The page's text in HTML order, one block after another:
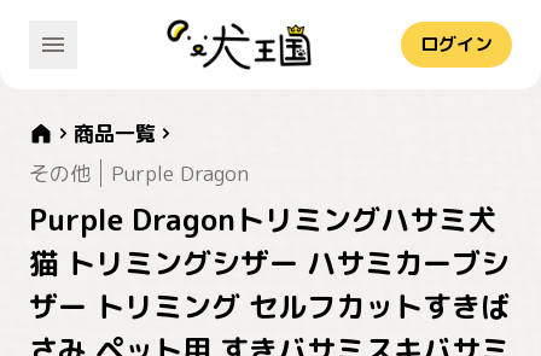
ログイン
商品一覧
その他
Purple Dragon
Purple Dragonトリミングハサミ犬
猫 トリミングシザー ハサミカーブシ
ザー トリミング セルフカットすきば